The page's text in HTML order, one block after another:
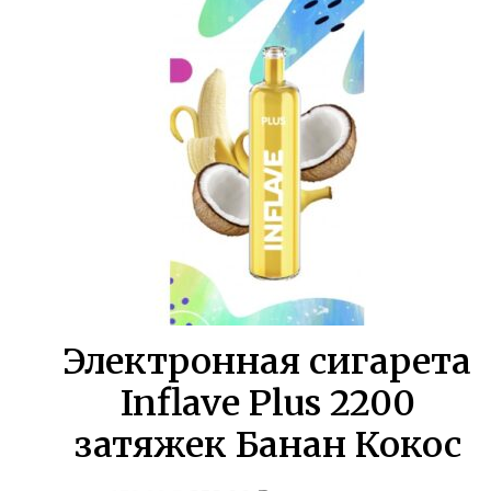
составляла
650,00 ₽.
358,00 ₽.
Электронная сигарета
Inflave Plus 2200
затяжек Банан Кокос